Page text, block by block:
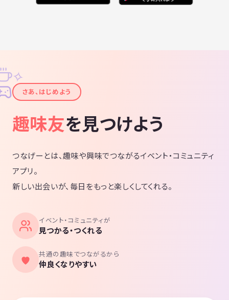
✦
✧
さあ、はじめよう
趣味友を見つけよう
つなげーとは、趣味や興味でつながるイベント・コミュニティ
アプリ。
新しい出会いが、毎日をもっと楽しくしてくれる。
イベント・コミュニティが
見つかる・つくれる
共通の趣味でつながるから
仲良くなりやすい